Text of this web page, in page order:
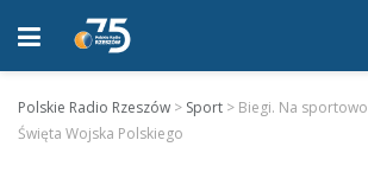
Polskie Radio Rzeszów > Sport > Biegi. Na
Święta Wojska Polskiego